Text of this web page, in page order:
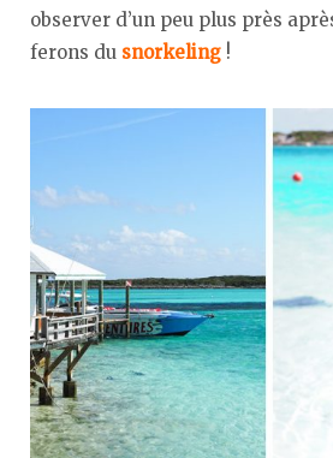
observer d’un peu plus près
ferons du snorkeling !